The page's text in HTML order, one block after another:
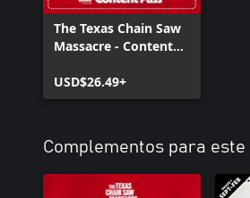
The Texas Chain Saw
Massacre - Content
USD$26.49+
Complementos para este